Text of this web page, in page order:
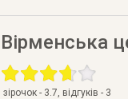
Вірменська
зірочок - 3.7, відгуків - 3